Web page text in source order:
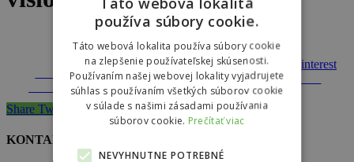
Share on
Facebook
Tweet Follow us
Share Tweet Share Pin
KONTAKT
používa súbory cookie.
Táto webová lokalita používa súbory cookie
na zlepšenie používateľskej skúsenosti.
Používaním našej webovej lokality vyjadrujete
súhlas s používaním všetkých súborov cookie
v súlade s našimi zásadami používania
súborov cookie. Prečítať viac
NEVYHNUTNE POTREBNÉ